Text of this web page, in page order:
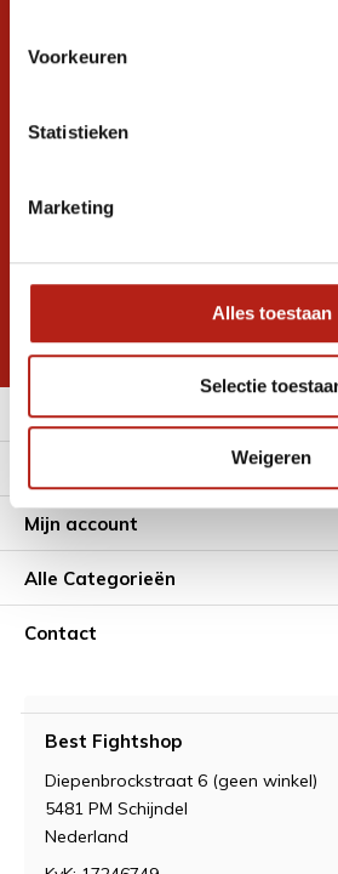
Voorkeuren
Statistieken
Marketing
Alles toestaan
Selectie
Weigeren
graag verder. 24/7
Ontvang de nieuwste
* Lees hier de wettelijke beperkingen
Meer informatie
Mijn account
Alle Categorieën
Contact
Best Fightshop
Diepenbrockstraat 6 (geen winkel)
5481 PM Schijndel
Nederland